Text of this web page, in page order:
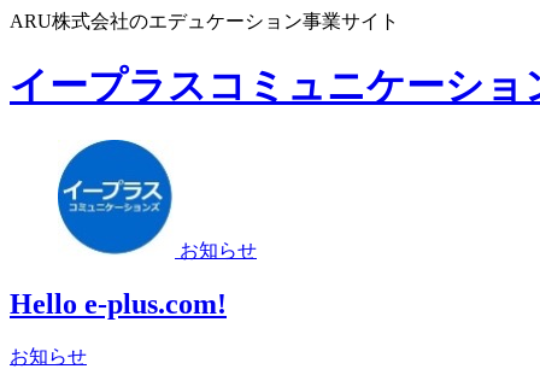
ARU株式会社のエデュケーション事業サイト
イープラスコミュニケーショ
お知らせ
Hello e-plus.com!
お知らせ